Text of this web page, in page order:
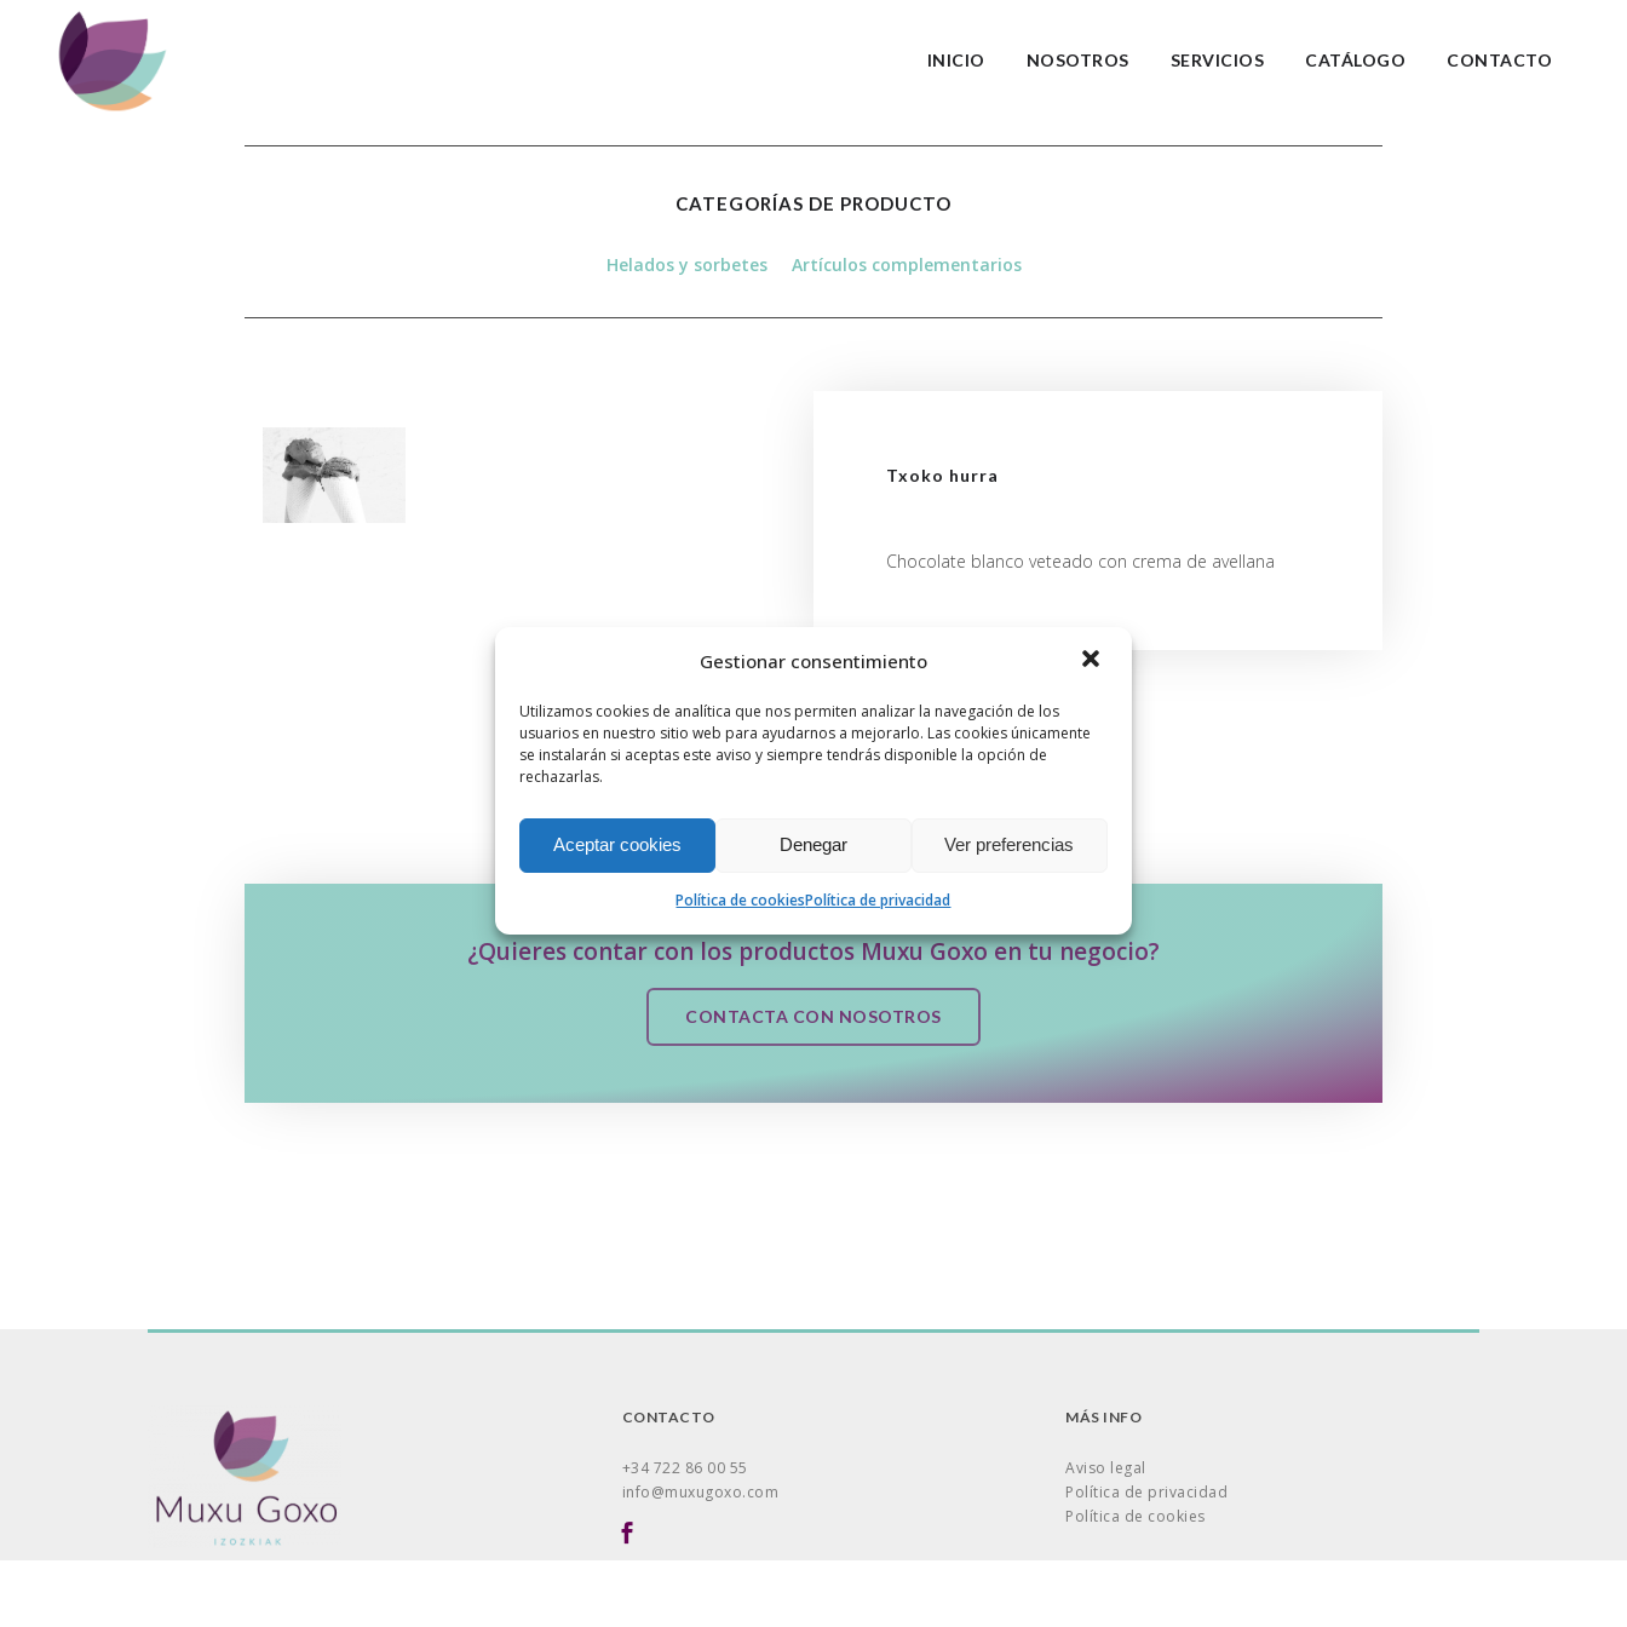
Gestionar consentimiento
Utilizamos cookies de analítica que nos permiten analizar la navegación de los
usuarios en nuestro sitio web para ayudarnos a mejorarlo. Las cookies únicamente
se instalarán si aceptas este aviso y siempre tendrás disponible la opción de
rechazarlas.
Aceptar cookies Denegar Ver preferencias
Política de cookiesPolítica de privacidad
INICIO NOSOTROS SERVICIOS CATÁLOGO CONTACTO
CATEGORÍAS DE PRODUCTO
Helados y sorbetes Artículos complementarios
Txoko hurra
Chocolate blanco veteado con crema de avellana
Anterior
¿Quieres contar con los productos Muxu Goxo en tu negocio?
CONTACTA CON NOSOTROS
CONTACTO
+34 722 86 00 55
info@muxugoxo.com
MÁS INFO
Aviso legal
Política de privacidad
Política de cookies